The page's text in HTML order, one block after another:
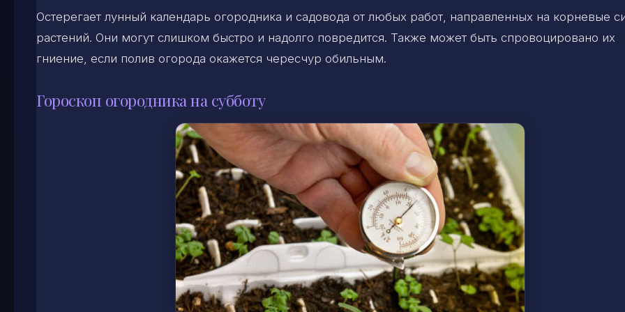
Остерегает лунный календарь огородника и садовода от любых работ, направленных на корневые
растений. Они могут слишком быстро и надолго повредится. Также может быть спровоцировано их
гниение, если полив огорода окажется чересчур обильным.
Гороскоп огородника на субботу